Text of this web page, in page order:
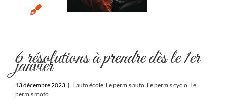
6 résolutions à prendre dès le 1er
janvier
13 décembre 2023 | L'auto école, Le permis auto, Le permis cyclo, Le
permis moto